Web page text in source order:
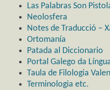
Las Palabras Son
Neolosfera
Notes de Traducció –
Ortomanía
Patada al Diccionario
Portal Galego da
Taula de Filologia
Terminologia etc.